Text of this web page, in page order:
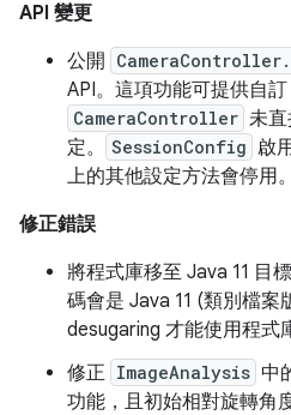
API 變更
公開
API。這項功能可提供自訂
CameraController 未
定。
SessionConfig 啟
上的其他設定方法會停用
修正錯誤
將程式庫移至 Java 11 目
碼會是 Java 11 (類別檔
desugaring 才能使用程式
修正 ImageAnalysis 中
功能，且初始相對旋轉角